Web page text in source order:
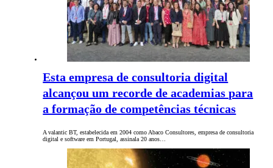
Esta empresa de consultoria digital
alcançou um recorde de academias para
a formação de competências técnicas
A valantic BT, estabelecida em 2004 como Abaco Consultores, empresa de consultoria
digital e software em Portugal, assinala 20 anos…